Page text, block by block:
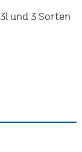
und 3 Sorten